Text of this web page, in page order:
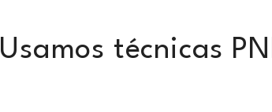
Usamos técnicas